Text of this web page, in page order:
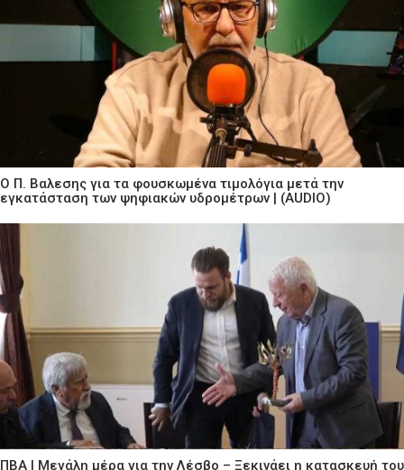
Ο Π. Βαλεσης για τα φουσκωμένα τιμολόγια μετά την
εγκατάσταση των ψηφιακών υδρομέτρων | (AUDIO)
ΠΒΑ | Μεγάλη μέρα για την Λέσβο – Ξεκινάει η κατασκευή του